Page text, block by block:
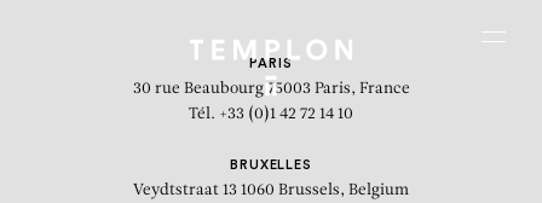
PARIS
30 rue Beaubourg 75003 Paris, France
Tél. +33 (0)1 42 72 14 10
BRUXELLES
Veydtstraat 13 1060 Brussels, Belgium